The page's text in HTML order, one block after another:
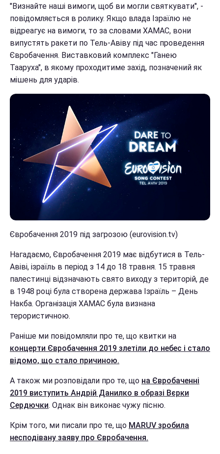
"Визнайте наші вимоги, щоб ви могли святкувати", -
повідомляється в ролику. Якщо влада Ізраїлю не
відреагує на вимоги, то за словами ХАМАС, вони
випустять ракети по Тель-Авіву під час проведення
Євробачення. Виставковий комплекс "Ганею
Тааруха", в якому проходитиме захід, позначений як
мішень для ударів.
Євробачення 2019 під загрозою (eurovision.tv)
Нагадаємо, Євробачення 2019 має відбутися в Тель-
Авіві, ізраїль в період з 14 до 18 травня. 15 травня
палестинці відзначають свято виходу з територій, де
в 1948 році була створена держава Ізраїль – День
Накба. Організація ХАМАС була визнана
терористичною.
Раніше ми повідомляли про те, що квитки на
концерти Євробачення 2019 злетіли до небес і стало
відомо, що стало причиною.
А також ми розповідали про те, що на Євробаченні
2019 виступить Андрій Данилко в образі Вєрки
Сердючки. Однак він виконає чужу пісню.
Крім того, ми писали про те, що MARUV зробила
несподівану заяву про Євробачення.